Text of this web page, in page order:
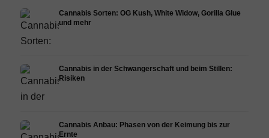
Cannabis Sorten: OG Kush, White Widow, Gorilla Glue
und mehr
Cannabis in der Schwangerschaft und beim Stillen:
Risiken
Cannabis Anbau: Phasen von der Keimung bis zur
Ernte